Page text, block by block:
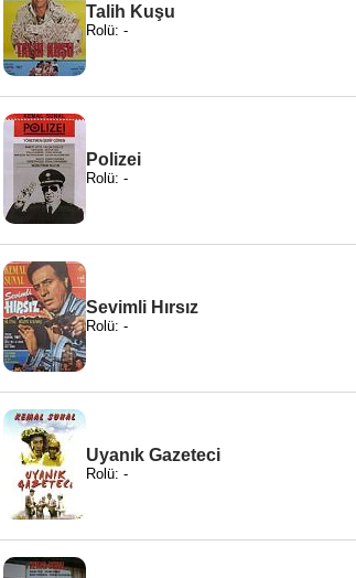
Talih Kuşu
Rolü: -
Polizei
Rolü: -
Sevimli Hırsız
Rolü: -
Uyanık Gazeteci
Rolü: -